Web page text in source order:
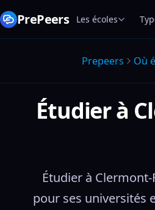
PrePeers Les écoles
Prepeers Où
Étudier à
Étudier à
pour ses universités